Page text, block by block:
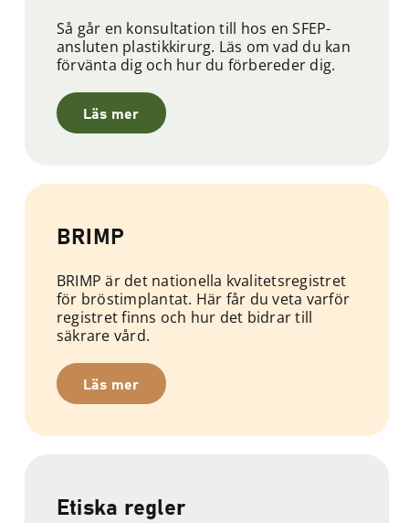
Så går en konsultation till hos en SFEP-
ansluten plastikkirurg. Läs om vad du kan
förvänta dig och hur du förbereder dig.
Läs mer
BRIMP
BRIMP är det nationella kvalitetsregistret
för bröstimplantat. Här får du veta varför
registret finns och hur det bidrar till
säkrare vård.
Läs mer
Etiska regler